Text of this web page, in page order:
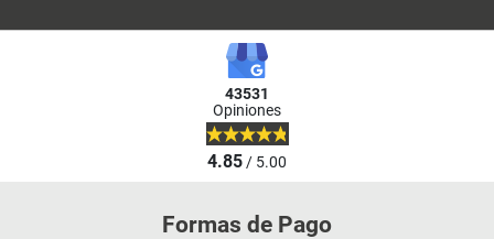
43531
Opiniones
4.85/ 5.00
Formas de Pago